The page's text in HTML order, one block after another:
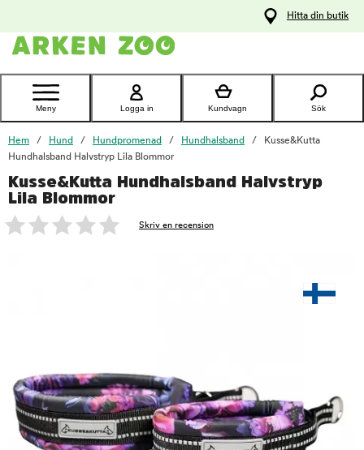
Kontakta
Hitta din butik
Meny Logga in Kundvagn Sök
Hem Hund Hundpromenad Hundhalsband
Kusse&Kutta
Hundhalsband Halvstryp Lila Blommor
Kusse&Kutta Hundhalsband Halvstryp
Lila Blommor
Skriv en recension
foo